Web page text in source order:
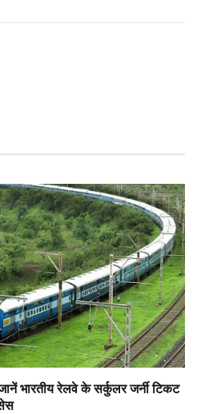
भारतीय रेलवे के सर्कुलर जर्नी टिकट